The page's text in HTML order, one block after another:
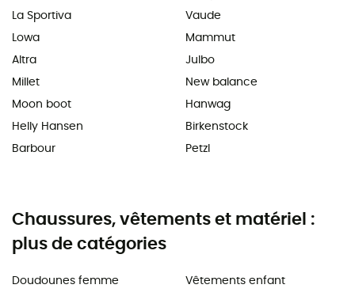
La Sportiva
Lowa
Altra
Millet
Moon boot
Helly Hansen
Barbour
Vaude
Mammut
Julbo
New balance
Hanwag
Birkenstock
Petzl
Chaussures, vêtements et matériel :
plus de catégories
Doudounes femme
Vêtements enfant